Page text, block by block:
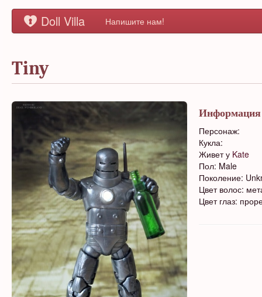
Doll Villa Напишите нам!
Tiny
Информация
Персонаж:
Кукла:
Живет у Kate
Пол: Male
Поколение:
Цвет волос:
Цвет глаз: